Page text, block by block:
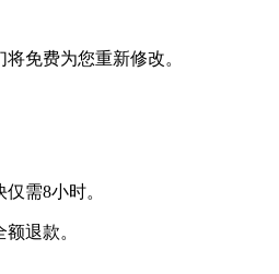
免费为您重新修改。
需8小时。
退款。